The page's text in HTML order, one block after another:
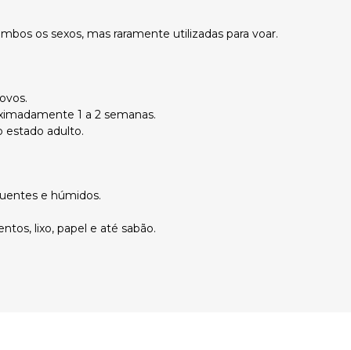
os sexos, mas raramente utilizadas para voar.
1 a 2 semanas.
estado adulto.
e húmidos.
lixo, papel e até sabão.